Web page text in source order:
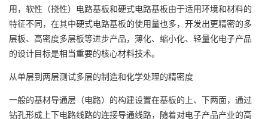
用，软性（挠性）电路基板和硬式电路基板由于适用环境和材料的
特征不同，在其中硬式电路基板的使用量也多，开发出更精密的多
层板、高密度多层板等进步产品，薄化、缩小化、轻量化电子产品
的设计目标是相当重要的核心材料技术。
从单层到两层测试多层的制造和化学处理的精密度
一般的基材导通层（电路）的构建设置在基板的上、下两面，通过
钻孔形成上下电路线路的连接导通线路，随着对电子产品产业的高